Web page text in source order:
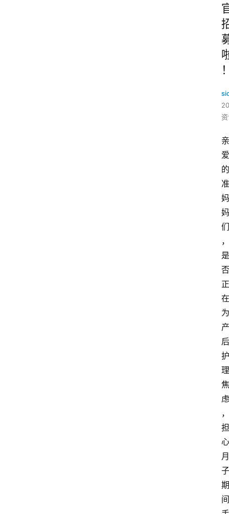
亲
爱
的
准
妈
妈
们
，
是
否
正
在
为
产
后
护
理
焦
虑
，
担
心
月
子
期
间